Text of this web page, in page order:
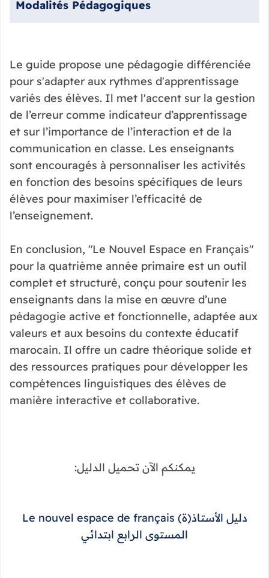
Modalités Pédagogiques
Le guide propose une pédagogie différenciée
pour s'adapter aux rythmes d'apprentissage
variés des élèves. Il met l'accent sur la gestion
de l’erreur comme indicateur d’apprentissage
et sur l’importance de l’interaction et de la
communication en classe. Les enseignants
sont encouragés à personnaliser les activités
en fonction des besoins spécifiques de leurs
élèves pour maximiser l’efficacité de
l’enseignement.
En conclusion, "Le Nouvel Espace en Français"
pour la quatrième année primaire est un outil
complet et structuré, conçu pour soutenir les
enseignants dans la mise en œuvre d’une
pédagogie active et fonctionnelle, adaptée aux
valeurs et aux besoins du contexte éducatif
marocain. Il offre un cadre théorique solide et
des ressources pratiques pour développer les
compétences linguistiques des élèves de
manière interactive et collaborative.
يمكنكم الآن تحميل الدليل:
دليل الأستاذ(ة) Le nouvel espace de français
المستوى الرابع ابتدائي